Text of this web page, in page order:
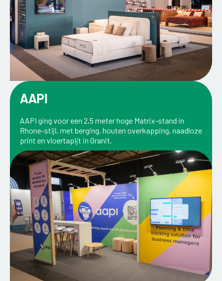
AAPI
AAPI ging voor een 2,5 meter hoge Matrix-stand in
Rhone-stijl, met berging, houten overkapping, naadloze
print en vloertapijt in Granit.